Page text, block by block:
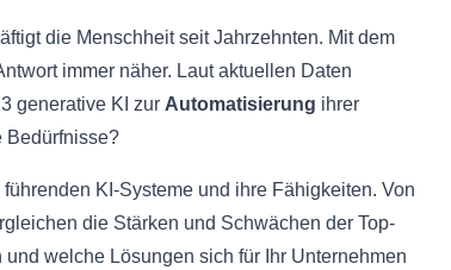
die Menschheit seit Jahrzehnten. Mit dem
immer näher. Laut aktuellen Daten
generative KI zur Automatisierung ihrer
Bedürfnisse?
KI-Systeme und ihre Fähigkeiten. Von
die Stärken und Schwächen der Top-
welche Lösungen sich für Ihr Unternehmen